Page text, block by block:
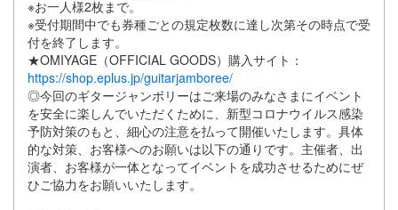
※お一人様2枚まで。
※受付期間中でも券種ごとの規定枚数に達し次第その時点で受
付を終了します。
★OMIYAGE（OFFICIAL GOODS）購入サイト：
https://shop.eplus.jp/guitarjamboree/
◎今回のギタージャンボリーはご来場のみなさまにイベント
を安全に楽しんでいただくために、新型コロナウイルス感染
予防対策のもと、細心の注意を払って開催いたします。具体
的な対策、お客様へのお願いは以下の通りです。主催者、出
演者、お客様が一体となってイベントを成功させるためにぜ
ひご協力をお願いいたします。